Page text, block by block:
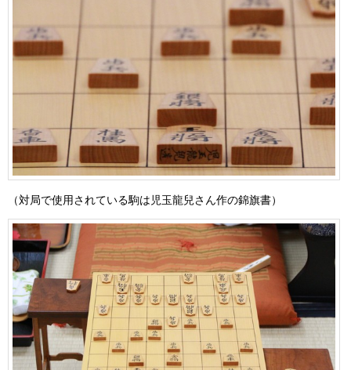
（対局で使用されている駒は児玉龍兒さん作の錦旗書）